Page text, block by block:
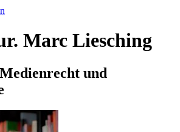
Marc Liesching
und